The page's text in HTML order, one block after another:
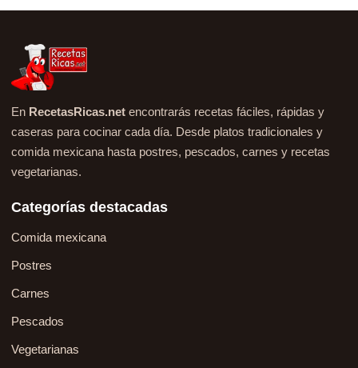
En RecetasRicas.net encontrarás recetas fáciles, rápidas y
caseras para cocinar cada día. Desde platos tradicionales y
comida mexicana hasta postres, pescados, carnes y recetas
vegetarianas.
Categorías destacadas
Comida mexicana
Postres
Carnes
Pescados
Vegetarianas